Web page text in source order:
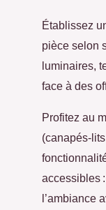
Établissez
pièce selon
luminaires,
face à des
Profitez au
(canapés-
accessibles
l’ambiance